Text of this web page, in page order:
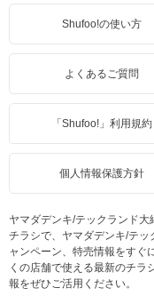
Shufoo!の使い方
よくあるご質問
「Shufoo!」利用規約
個人情報保護方針
ヤマダデンキ/テックランド
チラシで、ヤマダデンキ/テ
ャンペーン、特売情報をすぐ
くの店舗で使える最新のチラ
報をぜひご活用ください。